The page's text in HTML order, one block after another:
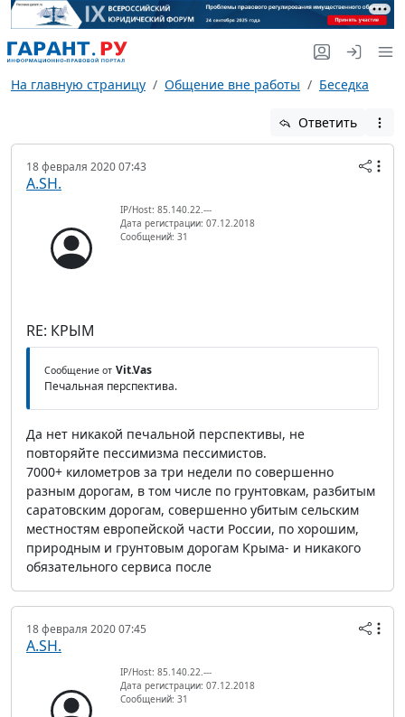
На главную страницу Общение вне работы Беседка
Ответить
18 февраля 2020 07:43
A.SH.
IP/Host: 85.140.22.---
Дата регистрации: 07.12.2018
Сообщений: 31
RE: КРЫМ
Сообщение от Vit.Vas
Печальная перспектива.
Да нет никакой печальной перспективы, не
повторяйте пессимизма пессимистов.
7000+ километров за три недели по совершенно
разным дорогам, в том числе по грунтовкам, разбитым
саратовским дорогам, совершенно убитым сельским
местностям европейской части России, по хорошим,
природным и грунтовым дорогам Крыма- и никакого
обязательного сервиса после
18 февраля 2020 07:45
A.SH.
IP/Host: 85.140.22.---
Дата регистрации: 07.12.2018
Сообщений: 31